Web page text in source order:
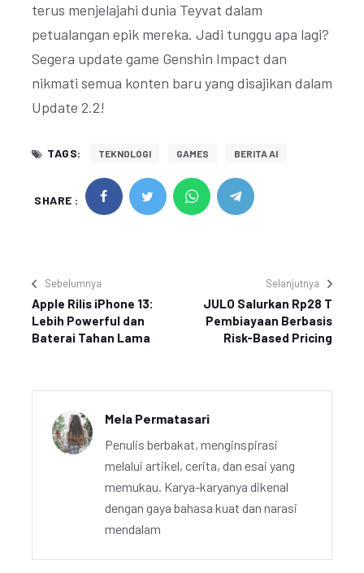
terus menjelajahi dunia Teyvat dalam
petualangan epik mereka. Jadi tunggu apa lagi?
Segera update game Genshin Impact dan
nikmati semua konten baru yang disajikan dalam
Update 2.2!
TAGS: TEKNOLOGI GAMES BERITA AI
SHARE :
Sebelumnya
Apple Rilis iPhone 13:
Lebih Powerful dan
Baterai Tahan Lama
Selanjutnya
JULO Salurkan Rp28 T
Pembiayaan Berbasis
Risk-Based Pricing
Mela Permatasari
Penulis berbakat, menginspirasi
melalui artikel, cerita, dan esai yang
memukau. Karya-karyanya dikenal
dengan gaya bahasa kuat dan narasi
mendalam